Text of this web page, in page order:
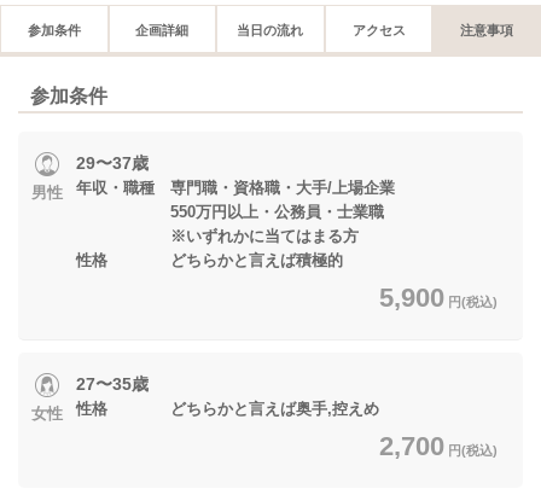
参加条件 企画詳細 当日の流れ アクセス 注意事項
参加条件
男性
29〜37歳
年収・職種 専門職・資格職・大手/上場企業
550万円以上・公務員・士業職
※いずれかに当てはまる方
性格 どちらかと言えば積極的
5,900 円(税込)
女性
27〜35歳
性格 どちらかと言えば奥手,控えめ
2,700 円(税込)